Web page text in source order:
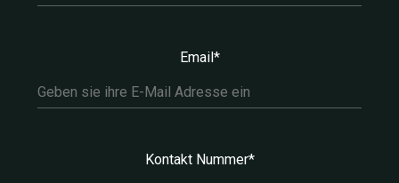
Email*
Kontakt Nummer*